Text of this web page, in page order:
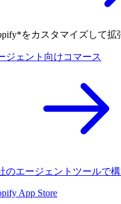
をカスタマイズして拡
ジェント向けコマース
のエージェントツールで
App Store